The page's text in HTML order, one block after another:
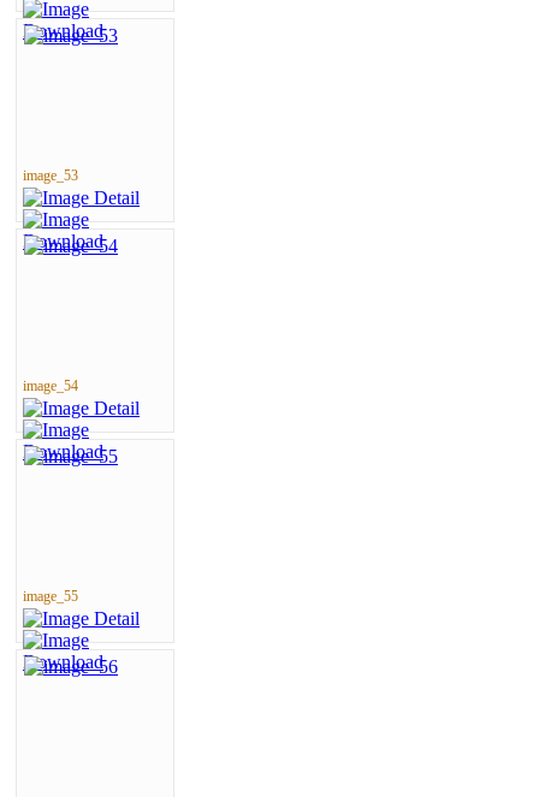
image_53
image_54
image_55